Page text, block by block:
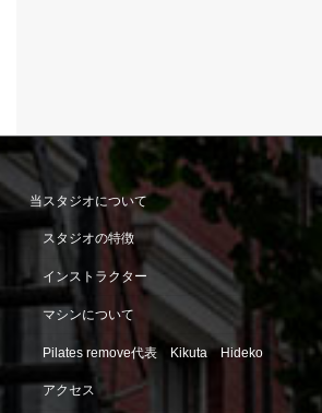
当スタジオについて
スタジオの特徴
インストラクター
マシンについて
Pilates remove代表 Kikuta Hideko
アクセス